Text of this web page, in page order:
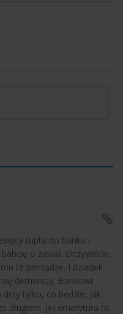
tupta do banku i
o zawał. Oczywiście,
te pieniądze. I dziadek
demencją. Bankowi
drży tylko, co będzie, jak
długiem. Jej emerytura to